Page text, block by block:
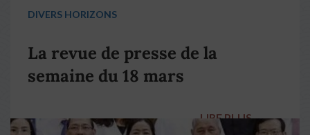
DIVERS HORIZONS
La revue de presse de la
semaine du 18 mars
LIRE PLUS →